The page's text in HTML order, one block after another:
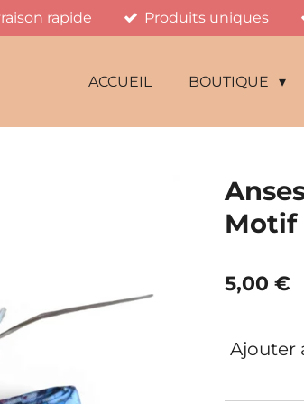
rapide Produits uniques
ACCUEIL BOUTIQUE
Motif
5,00 €
Ajouter